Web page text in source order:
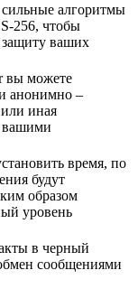
сильные алгоритмы
256, чтобы
ваших
вы можете
анонимно –
иная
вашими
время, по
будут
образом
уровень
в черный
сообщениями